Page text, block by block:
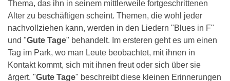
Thema, das ihn in seinem mittlerweile fortgeschrittenen
Alter zu beschäftigen scheint. Themen, die wohl jeder
nachvollziehen kann, werden in den Liedern "Blues in F"
und "Gute Tage" behandelt. Im ersteren geht es um einen
Tag im Park, wo man Leute beobachtet, mit ihnen in
Kontakt kommt, sich mit ihnen freut oder sich über sie
ärgert. "Gute Tage" beschreibt diese kleinen Erinnerungen